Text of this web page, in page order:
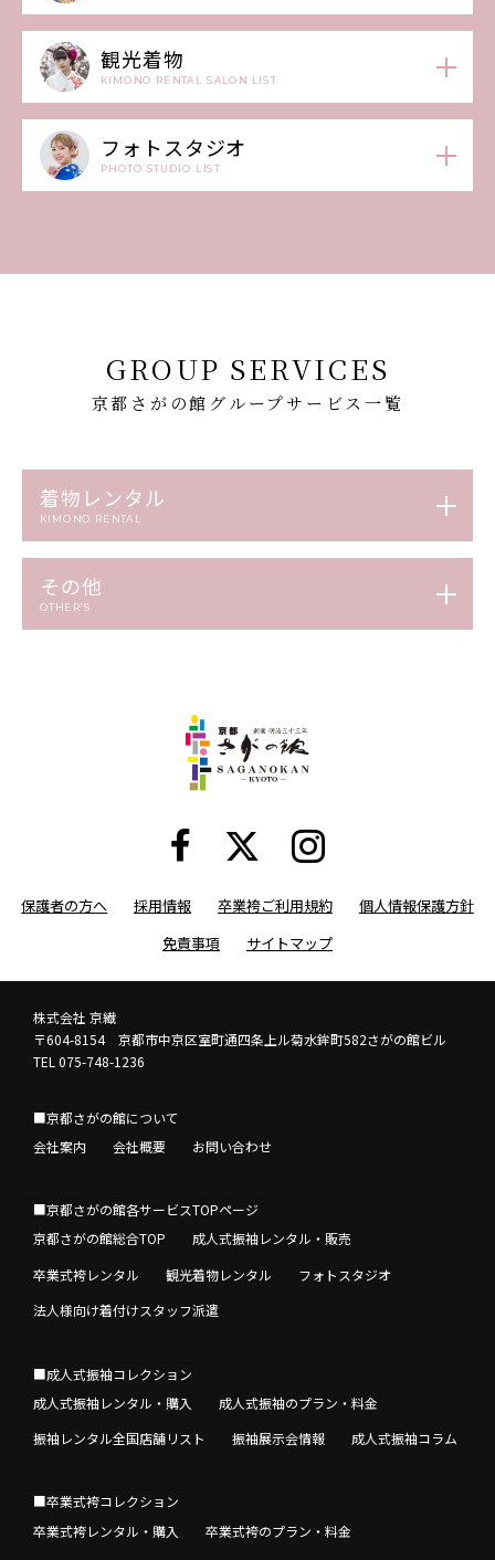
観光着物
KIMONO RENTAL SALON LIST
フォトスタジオ
PHOTO STUDIO LIST
GROUP SERVICES
京都さがの館グループサービス一覧
着物レンタル
KIMONO RENTAL
その他
OTHER’S
保護者の方へ 採用情報 卒業袴ご利用規約
個人情報保護方針
免責事項
サイトマップ
株式会社 京繊
〒604-8154 京都市中京区室町通四条上ル菊水鉾町582さがの館ビル
TEL 075-748-1236
■京都さがの館について
会社案内
会社概要 お問い合わせ
■京都さがの館各サービスTOPページ
京都さがの館総合TOP
成人式振袖レンタル・販売
卒業式袴レンタル
観光着物レンタル
フォトスタジオ
法人様向け着付けスタッフ派遣
■成人式振袖コレクション
成人式振袖レンタル・購入
成人式振袖のプラン・料金
振袖レンタル全国店舗リスト
振袖展示会情報 成人式振袖コラム
■卒業式袴コレクション
卒業式袴レンタル・購入
卒業式袴のプラン・料金